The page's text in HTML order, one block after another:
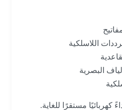
اللاسلكية
البصرية
مستقرًا للغاية.